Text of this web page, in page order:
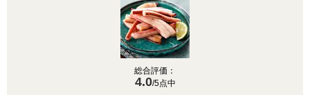
総合評価：
4.0/5点中